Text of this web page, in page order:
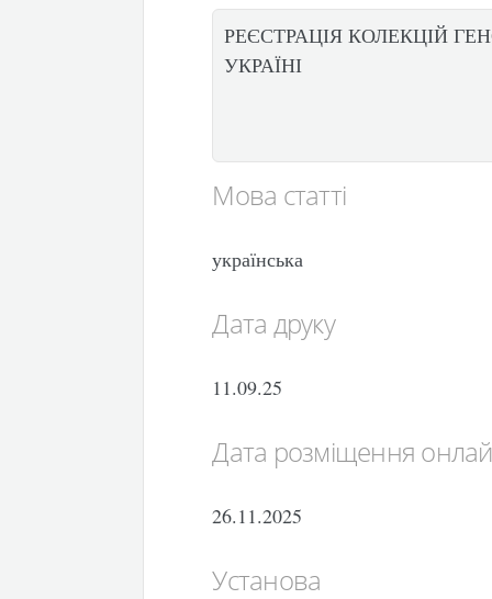
РЕЄСТРАЦІЯ КОЛЕКЦІЙ
УКРАЇНІ
Мова статті
українська
Дата друку
11.09.25
Дата розміщення
26.11.2025
Установа